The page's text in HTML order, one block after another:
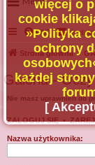
Portal
Facebook
Regulamin
Zapytaj
Kontakt
FAQ
Strona główna
Galeria - Oczy
Nie masz uprawnień do
ZALOGUJ SIĘ•
Nazwa użytkownika:
więcej o
cookie
»Polityka
ochrony
każdej
[